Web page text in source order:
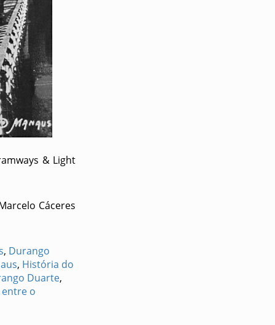
& Light
Cáceres
, Durango
, História do
Duarte,
o